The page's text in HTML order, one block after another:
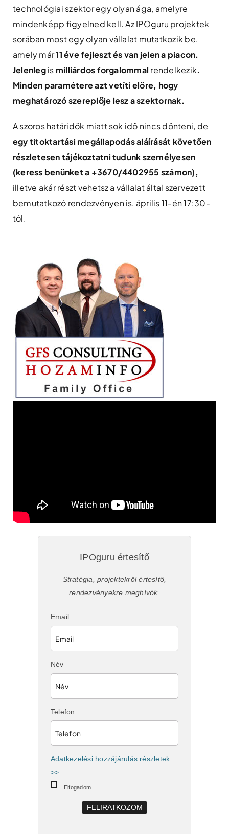
technológiai szektor egy olyan ága, amelyre
mindenképp figyelned kell. Az IPOguru projektek
sorában most egy olyan vállalat mutatkozik be,
amely már11 éve fejleszt és van jelen a piacon.
Jelenlegis milliárdos forgalommal rendelkezik.
Minden paramétere azt vetíti előre, hogy
meghatározó szereplője lesz a szektornak.
A szoros határidők miatt sok idő nincs dönteni, de
egy titoktartási megállapodás aláírását követően
részletesen tájékoztatni tudunk személyesen
(keress benünket a +3670/4402955 számon),
illetve akár részt vehetsz a vállalat által szervezett
bemutatkozó rendezvényen is, április 11-én 17:30-
tól.
IPOguru értesítő
Stratégia, projektekről értesítő,
rendezvényekre meghívók
Email
Név
Telefon
Adatkezelési hozzájárulás részletek
>>
Elfogadom
FELIRATKOZOM